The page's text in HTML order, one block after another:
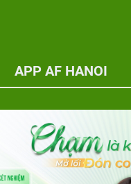
APP AF HANOI